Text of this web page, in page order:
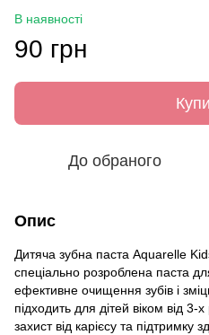
В наявності
90 грн
До обраного
Опис
Дитяча зубна паста Aquarelle
спеціально розроблена паста
ефективне очищення зубів і
підходить для дітей віком від 3-
захист від карієсу та підтримку